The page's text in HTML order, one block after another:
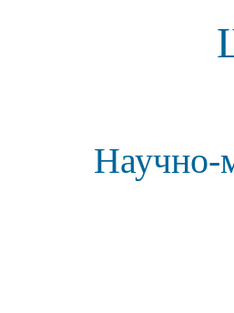
Научно-